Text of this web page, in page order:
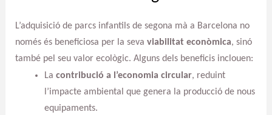
L’adquisició de parcs infantils de segona mà a Barcelona no
només és beneficiosa per la seva viabilitat econòmica, sinó
també pel seu valor ecològic. Alguns dels beneficis inclouen:
La contribució a l’economia circular, reduint
l’impacte ambiental que genera la producció de nous
equipaments.